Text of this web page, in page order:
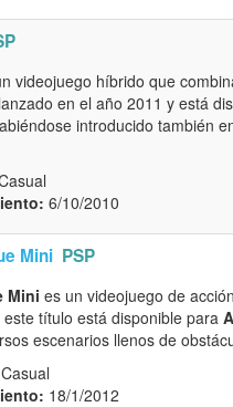
videojuego híbrido que
en el año 2011 y está
introducido también
6/10/2010
Mini PSP
Mini es un videojuego de
título está disponible para
escenarios llenos de
18/1/2012